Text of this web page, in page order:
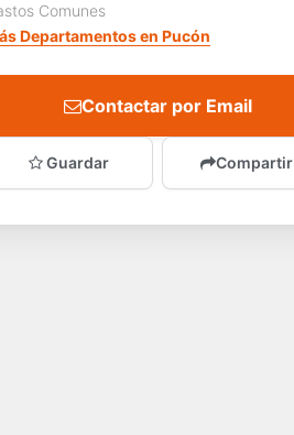
Comunes
Departamentos en Pucón
Contactar por Email
Guardar Compartir